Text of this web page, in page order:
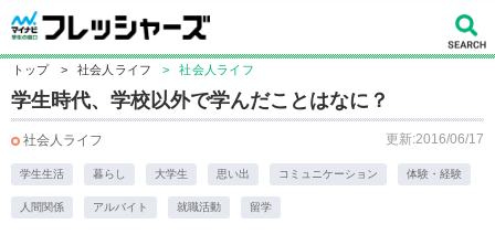
トップ > 社会人ライフ > 社会人ライフ
学生時代、学校以外で学んだことはなに？
社会人ライフ 更新:2016/06/17
学生生活 暮らし 大学生 思い出 コミュニケーション 体験・経験
人間関係 アルバイト 就職活動 留学